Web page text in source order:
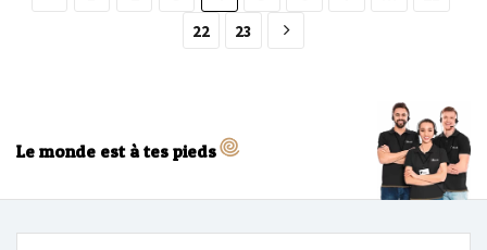
22
23
Le monde est à tes pieds